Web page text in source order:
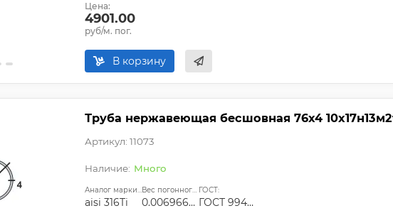
Цена:
4901.00
руб/м. пог.
В корзину
Труба нержавеющая бесшовная 76х4
Артикул: 11073
Много
Аналог марки стали:
aisi 316Ti
Вес погонного метра, т.:
0.00696672
ГОСТ:
ГОСТ 9940-81, ГОСТ 9941-81, ГОСТ 24030-80, ГОСТ 10498-82